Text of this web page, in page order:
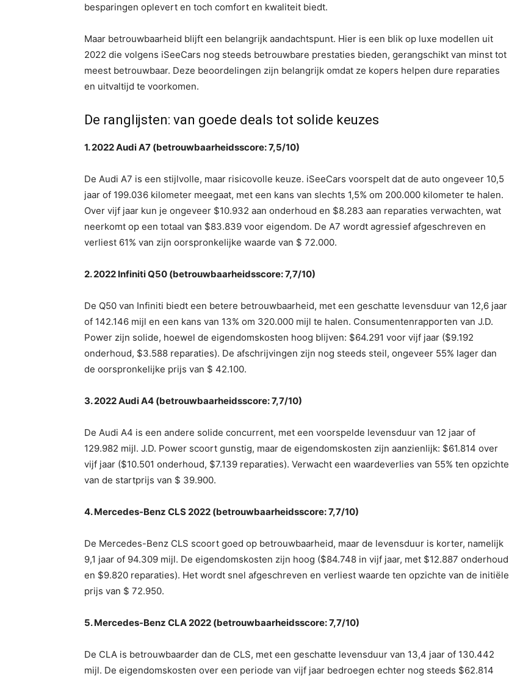
besparingen oplevert en toch comfort en kwaliteit biedt.
Maar betrouwbaarheid blijft een belangrijk aandachtspunt. Hier is een blik op luxe modellen uit
2022 die volgens iSeeCars nog steeds betrouwbare prestaties bieden, gerangschikt van minst tot
meest betrouwbaar. Deze beoordelingen zijn belangrijk omdat ze kopers helpen dure reparaties
en uitvaltijd te voorkomen.
De ranglijsten: van goede deals tot solide keuzes
1. 2022 Audi A7 (betrouwbaarheidsscore: 7,5/10)
De Audi A7 is een stijlvolle, maar risicovolle keuze. iSeeCars voorspelt dat de auto ongeveer 10,5
jaar of 199.036 kilometer meegaat, met een kans van slechts 1,5% om 200.000 kilometer te halen.
Over vijf jaar kun je ongeveer $10.932 aan onderhoud en $8.283 aan reparaties verwachten, wat
neerkomt op een totaal van $83.839 voor eigendom. De A7 wordt agressief afgeschreven en
verliest 61% van zijn oorspronkelijke waarde van $ 72.000.
2. 2022 Infiniti Q50 (betrouwbaarheidsscore: 7,7/10)
De Q50 van Infiniti biedt een betere betrouwbaarheid, met een geschatte levensduur van 12,6 jaar
of 142.146 mijl en een kans van 13% om 320.000 mijl te halen. Consumentenrapporten van J.D.
Power zijn solide, hoewel de eigendomskosten hoog blijven: $64.291 voor vijf jaar ($9.192
onderhoud, $3.588 reparaties). De afschrijvingen zijn nog steeds steil, ongeveer 55% lager dan
de oorspronkelijke prijs van $ 42.100.
3. 2022 Audi A4 (betrouwbaarheidsscore: 7,7/10)
De Audi A4 is een andere solide concurrent, met een voorspelde levensduur van 12 jaar of
129.982 mijl. J.D. Power scoort gunstig, maar de eigendomskosten zijn aanzienlijk: $61.814 over
vijf jaar ($10.501 onderhoud, $7.139 reparaties). Verwacht een waardeverlies van 55% ten opzichte
van de startprijs van $ 39.900.
4. Mercedes-Benz CLS 2022 (betrouwbaarheidsscore: 7,7/10)
De Mercedes-Benz CLS scoort goed op betrouwbaarheid, maar de levensduur is korter, namelijk
9,1 jaar of 94.309 mijl. De eigendomskosten zijn hoog ($84.748 in vijf jaar, met $12.887 onderhoud
en $9.820 reparaties). Het wordt snel afgeschreven en verliest waarde ten opzichte van de initiële
prijs van $ 72.950.
5. Mercedes-Benz CLA 2022 (betrouwbaarheidsscore: 7,7/10)
De CLA is betrouwbaarder dan de CLS, met een geschatte levensduur van 13,4 jaar of 130.442
mijl. De eigendomskosten over een periode van vijf jaar bedroegen echter nog steeds $62.814